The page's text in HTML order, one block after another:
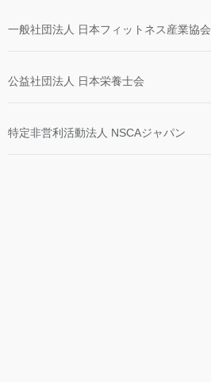
一般社団法人 日本フィットネス産業協会
公益社団法人 日本栄養士会
特定非営利活動法人 NSCAジャパン